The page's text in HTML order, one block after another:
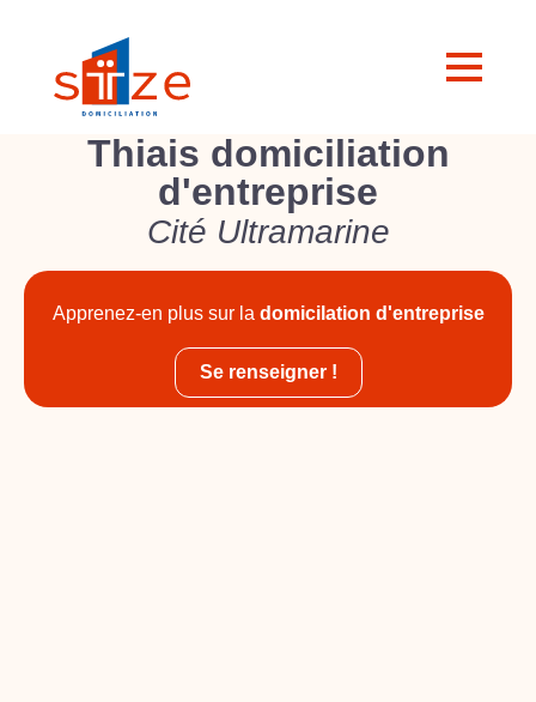
Thiais domiciliation
d'entreprise
Cité Ultramarine
Apprenez-en plus sur la domicilation d'entreprise
Se renseigner !